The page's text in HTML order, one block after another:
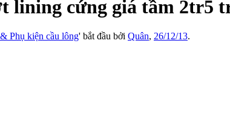
lining cứng giá tầm 2tr5
Phụ kiện cầu lông' bắt đầu bởi Quân, 26/12/13.